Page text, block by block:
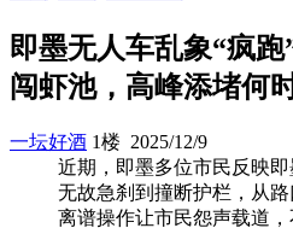
即墨无人车乱象“疯跑
闯虾池，高峰添堵何
一坛好酒 1楼 2025/12/9
近期，即墨多位市民反映
无故急刹到撞断护栏，从
离谱操作让市民怨声载道